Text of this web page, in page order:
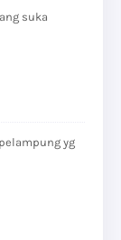
suka
yg